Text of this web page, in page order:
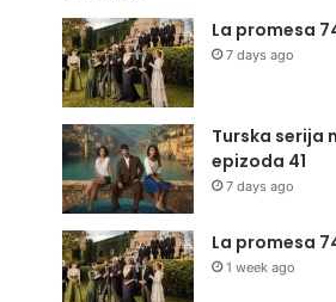
La promesa
7 days ago
Turska serija
epizoda 41
7 days ago
La promesa
1 week ago